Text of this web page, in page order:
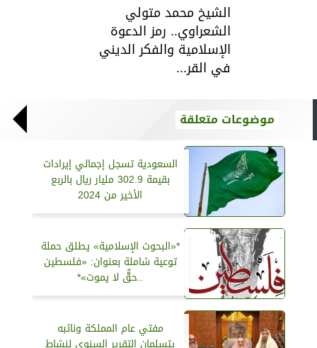
الشيخ محمد متولي
الشعراوي.. رمز الدعوة
الإسلامية والفكر الديني
في القر...
موضوعات متعلقة
السعودية تسجل إجمالي إيرادات
بقيمة 302.9 مليار ريال بالربع
الأخير من 2024
*«البحوث الإسلامية» يطلق حملة
توعية شاملة بعنوان: «فلسطين
..حقٌّ لا يموت»*
مفتي عام المملكة ونائبه
يتسلمان التقرير السنوي لنشاط